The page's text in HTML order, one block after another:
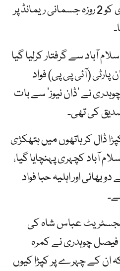
کے سابق رہنما فواد چوہدری کو 2 روزہ جسمانی ریمانڈ پر
آباد سے گرفتار کرلیا گیا
پارٹی (آئی پی پی) فواد
نے ’ڈان نیوز‘ سے بات
کی تھی۔
ڈال کر ہاتھوں میں ہتھکڑی
آباد کچہری پہنچایا گیا،
بھائی اور اہلیہ حبا فواد
مجسٹریٹ عباس شاہ کی
چوہدری نے کمرہ
ان کے چہرے پر کپڑا کیوں